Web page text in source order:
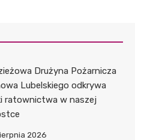
Drużyna Pożarnicza
Lubelskiego odkrywa
ratownictwa w naszej
2026